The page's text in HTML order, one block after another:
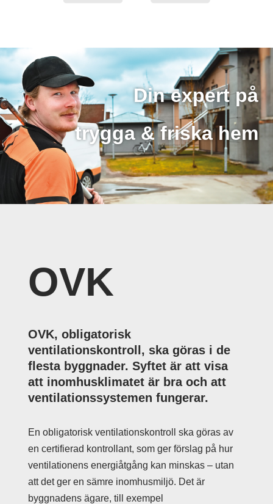
Din expert på
trygga & friska hem
OVK
OVK, obligatorisk
ventilationskontroll, ska göras i de
flesta byggnader. Syftet är att visa
att inomhusklimatet är bra och att
ventilationssystemen fungerar.
En obligatorisk ventilationskontroll ska göras av
en certifierad kontrollant, som ger förslag på hur
ventilationens energiåtgång kan minskas – utan
att det ger en sämre inomhusmiljö. Det är
byggnadens ägare, till exempel